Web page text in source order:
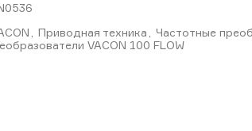
Приводная техника Частотные
VACON 100 FLOW